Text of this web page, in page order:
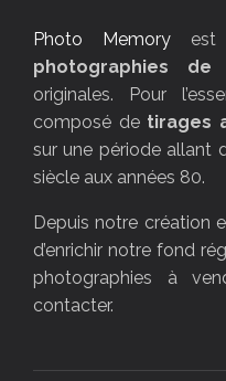
Photo Memoryest
photographies de
originales. Pour
composé de tirages
sur une période allant
siècle aux années 80.
Depuis notre création
d’enrichir notre fond
photographies à
contacter.